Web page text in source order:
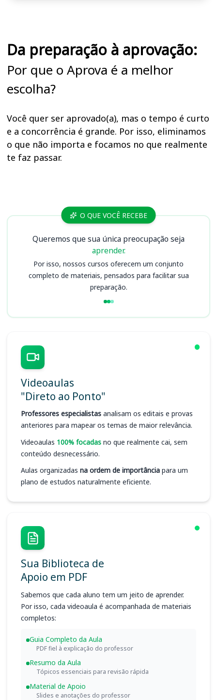
Da preparação à aprovação:
Por que o Aprova é a melhor
escolha?
Você quer ser aprovado(a), mas o tempo é curto
e a concorrência é grande. Por isso, eliminamos
o que não importa e focamos no que realmente
te faz passar.
Cursos O QUE VOCÊ RECEBE
Queremos que sua única preocupação seja
aprender.
Por isso, nossos cursos oferecem um conjunto
completo de materiais, pensados para facilitar sua
preparação.
Videoaulas
"Direto ao Ponto"
Professores especialistas analisam os editais e provas
anteriores para mapear os temas de maior relevância.
Videoaulas 100% focadas no que realmente cai, sem
conteúdo desnecessário.
Aulas organizadas na ordem de importância para um
plano de estudos naturalmente eficiente.
Sua Biblioteca de
Apoio em PDF
Sabemos que cada aluno tem um jeito de aprender.
Por isso, cada videoaula é acompanhada de materiais
completos:
Guia Completo da Aula
PDF fiel à explicação do professor
Resumo da Aula
Tópicos essenciais para revisão rápida
Material de Apoio
Slides e anotações do professor